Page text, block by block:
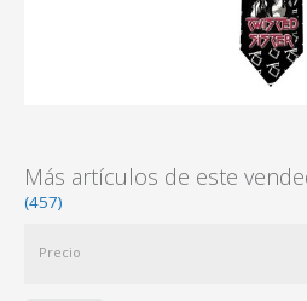
Más artículos de este
(457)
Precio